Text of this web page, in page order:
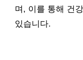
며, 이를 통해 건
있습니다.